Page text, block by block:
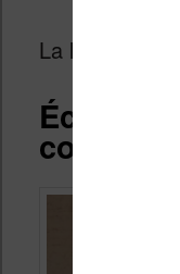
La liseuse
Écran de
couleur,